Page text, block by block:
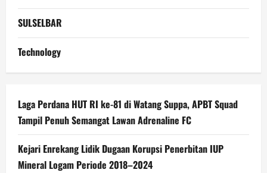
SULSELBAR
Technology
Laga Perdana HUT RI ke-81 di Watang Suppa, APBT Squad
Tampil Penuh Semangat Lawan Adrenaline FC
Kejari Enrekang Lidik Dugaan Korupsi Penerbitan IUP
Mineral Logam Periode 2018–2024